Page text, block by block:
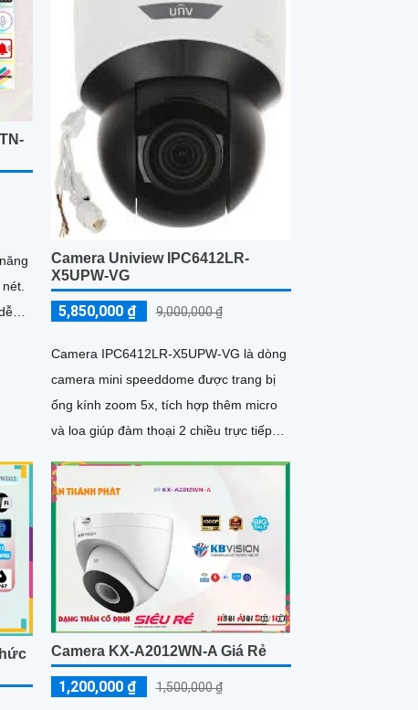
Camera Uniview IPC6412LR-
X5UPW-VG
5,850,000 ₫ 9,000,000 ₫
Camera IPC6412LR-X5UPW-VG là dòng
camera mini speeddome được trang bị
ống kính zoom 5x, tích hợp thêm micro
và loa giúp đàm thoại 2 chiều trực tiếp
động bằng âm thanh, nhìn ban đêm
bằng hồng ngoại khoảng cách 30m
Camera KX-A2012WN-A Giá Rẻ
1,200,000 ₫ 1,500,000 ₫